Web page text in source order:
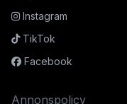
Instagram
TikTok
Facebook
Annonspolicy